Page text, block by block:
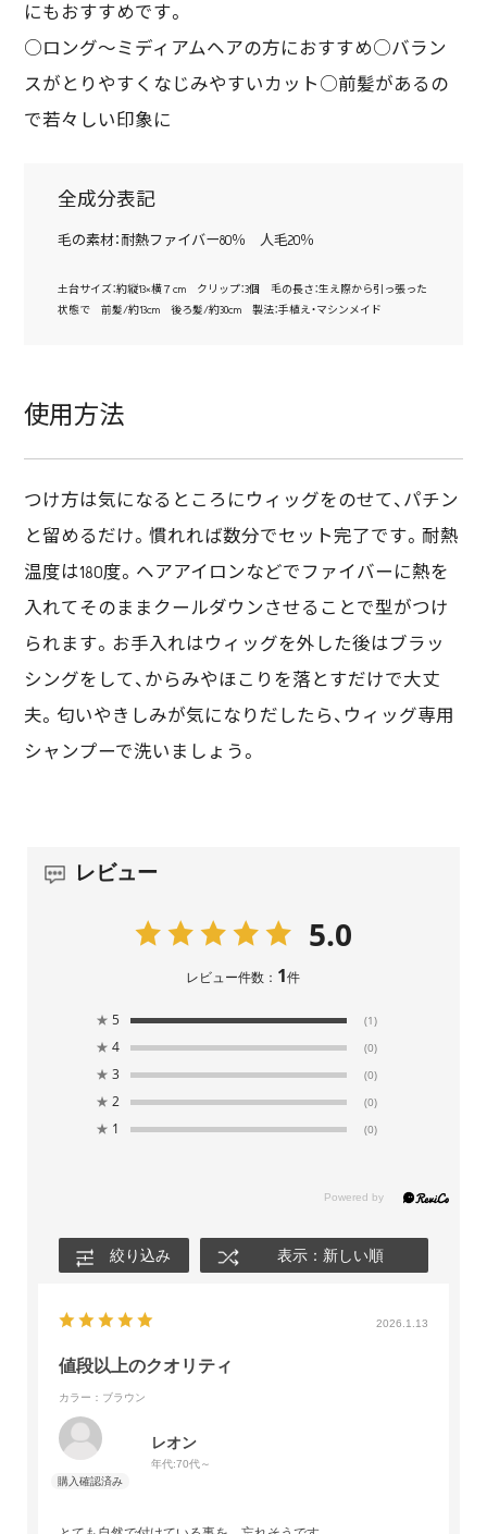
にもおすすめです。
○ロング～ミディアムヘアの方におすすめ○バラン
スがとりやすくなじみやすいカット○前髪があるの
で若々しい印象に
全成分表記
毛の素材：耐熱ファイバー80％ 人毛20％
土台サイズ：約縦13×横７cm クリップ：3個 毛の長さ：生え際から引っ張った
状態で 前髪/約13cm 後ろ髪/約30cm 製法：手植え・マシンメイド
使用方法
つけ方は気になるところにウィッグをのせて、パチン
と留めるだけ。慣れれば数分でセット完了です。耐熱
温度は180度。ヘアアイロンなどでファイバーに熱を
入れてそのままクールダウンさせることで型がつけ
られます。お手入れはウィッグを外した後はブラッ
シングをして、からみやほこりを落とすだけで大丈
夫。匂いやきしみが気になりだしたら、ウィッグ専用
シャンプーで洗いましょう。
レビュー
5.0
レビュー件数： 1件
★ 5 (1)
★ 4 (0)
★ 3 (0)
★ 2 (0)
★ 1 (0)
絞り込み 表示：新しい順
2026.1.13
値段以上のクオリティ
カラー：ブラウン
レオン
年代:70代～